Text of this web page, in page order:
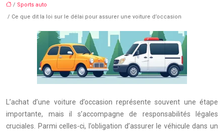
/ Sports auto
/ Ce que dit la loi sur le délai pour assurer une voiture d’occasion
L’achat d’une voiture d’occasion représente souvent une étape
importante, mais il s’accompagne de responsabilités légales
cruciales. Parmi celles-ci, l’obligation d’assurer le véhicule dans un